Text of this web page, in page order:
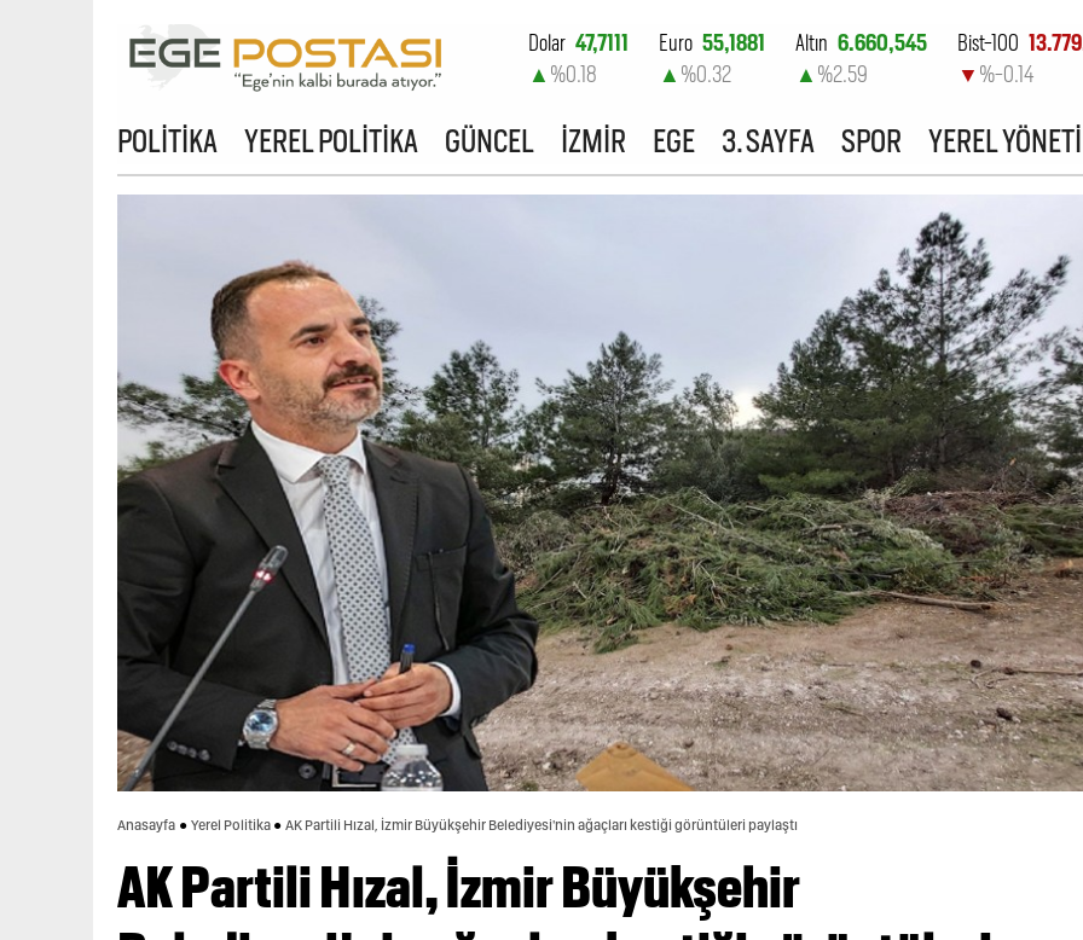
Dolar 47,7111
▲ %0.18
Euro 55,1881
▲ %0.32
Altın 6.660,545
▲ %2.59
Bist-100
▼ %-0.14
POLİTİKA YEREL POLİTİKA GÜNCEL İZMİR EGE 3. SAYFA SPOR YEREL
Anasayfa Yerel Politika AK Partili Hızal, İzmir Büyükşehir Belediyesi'nin ağaçları kestiği görüntüleri paylaştı
AK Partili Hızal, İzmir Büyükşehir